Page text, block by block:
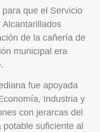
que el Servicio
de la cañería de
municipal era
fue apoyada
Industria y
con jerarcas del
suficiente al